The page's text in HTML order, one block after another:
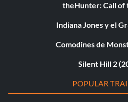
theHunter: Call of
Indiana Jones y el
Comodines de
Silent Hill 2
POPULAR